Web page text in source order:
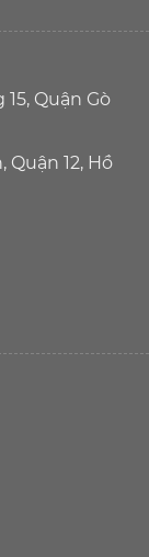
Quận Gò
Quận 12, Hồ